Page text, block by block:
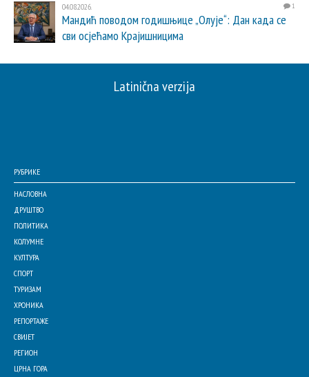
04.08.2026. 1
Мандић поводом годишњице „Олује“: Дан када се
сви осјећамо Крајишницима
Latinična verzija
РУБРИКЕ
НАСЛОВНА
ДРУШТВО
ПОЛИТИКА
КОЛУМНЕ
КУЛТУРА
СПОРТ
ТУРИЗАМ
ХРОНИКА
РЕПОРТАЖЕ
СВИЈЕТ
РЕГИОН
ЦРНА ГОРА